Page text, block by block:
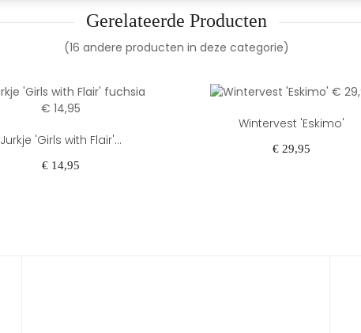
Gerelateerde Producten
(16 andere producten in deze categorie)
Jurkje 'Girls with Flair'...
Prijs
€ 14,95
Wintervest 'Eskimo'
Prijs
€ 29,95